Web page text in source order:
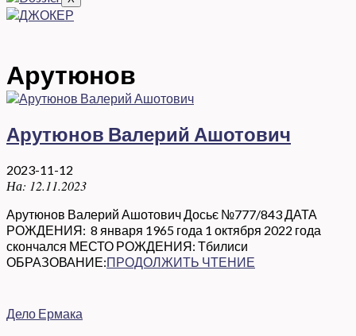
Арутюнов
Арутюнов Валерий Ашотович
2023-11-12
На: 12.11.2023
Арутюнов Валерий Ашотович Досьє №777/843 ДАТА
РОЖДЕНИЯ: 8 января 1965 года 1 октября 2022 года
скончался МЕСТО РОЖДЕНИЯ: Тбилиси
ОБРАЗОВАНИЕ:ПРОДОЛЖИТЬ ЧТЕНИЕ
Дело Ермака